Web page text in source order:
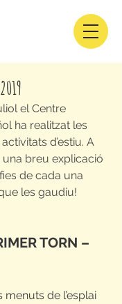
el Centre
ha realitzat les
d’estiu. A
breu explicació
de cada una
les gaudiu!
TORN –
menuts de l’esplai